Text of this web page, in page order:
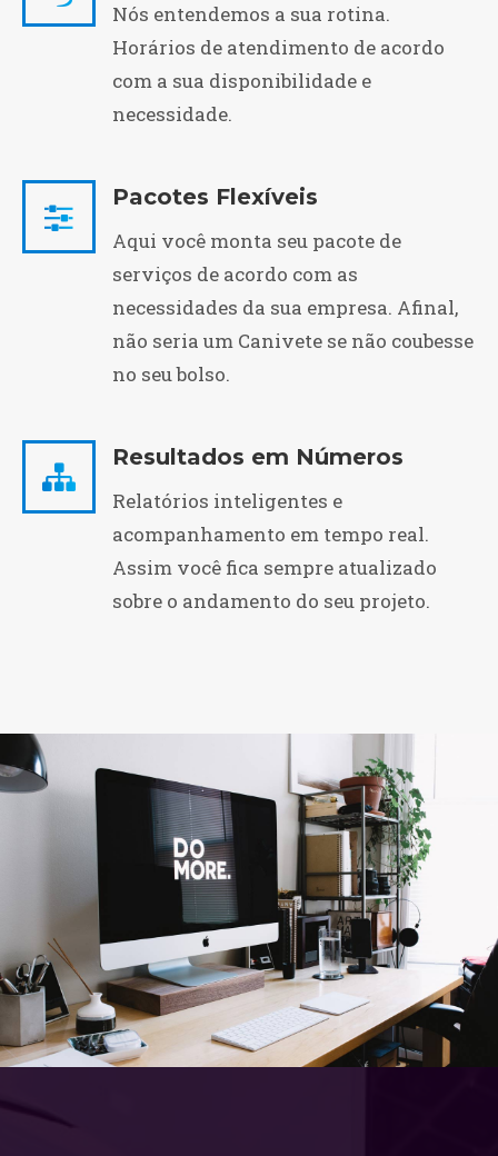
Nós entendemos a sua rotina.
Horários de atendimento de acordo
com a sua disponibilidade e
necessidade.
Pacotes Flexíveis
Aqui você monta seu pacote de
serviços de acordo com as
necessidades da sua empresa. Afinal,
não seria um Canivete se não coubesse
no seu bolso.
Resultados em Números
Relatórios inteligentes e
acompanhamento em tempo real.
Assim você fica sempre atualizado
sobre o andamento do seu projeto.